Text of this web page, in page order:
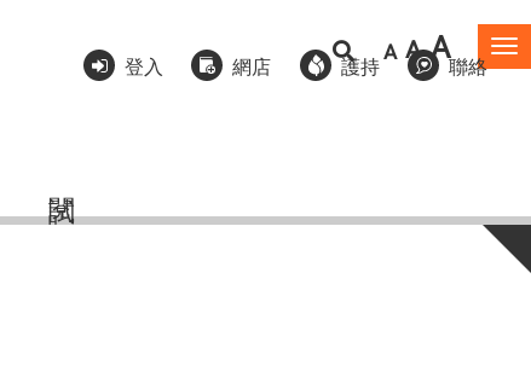
A A A
登入 網店 護持 聯絡